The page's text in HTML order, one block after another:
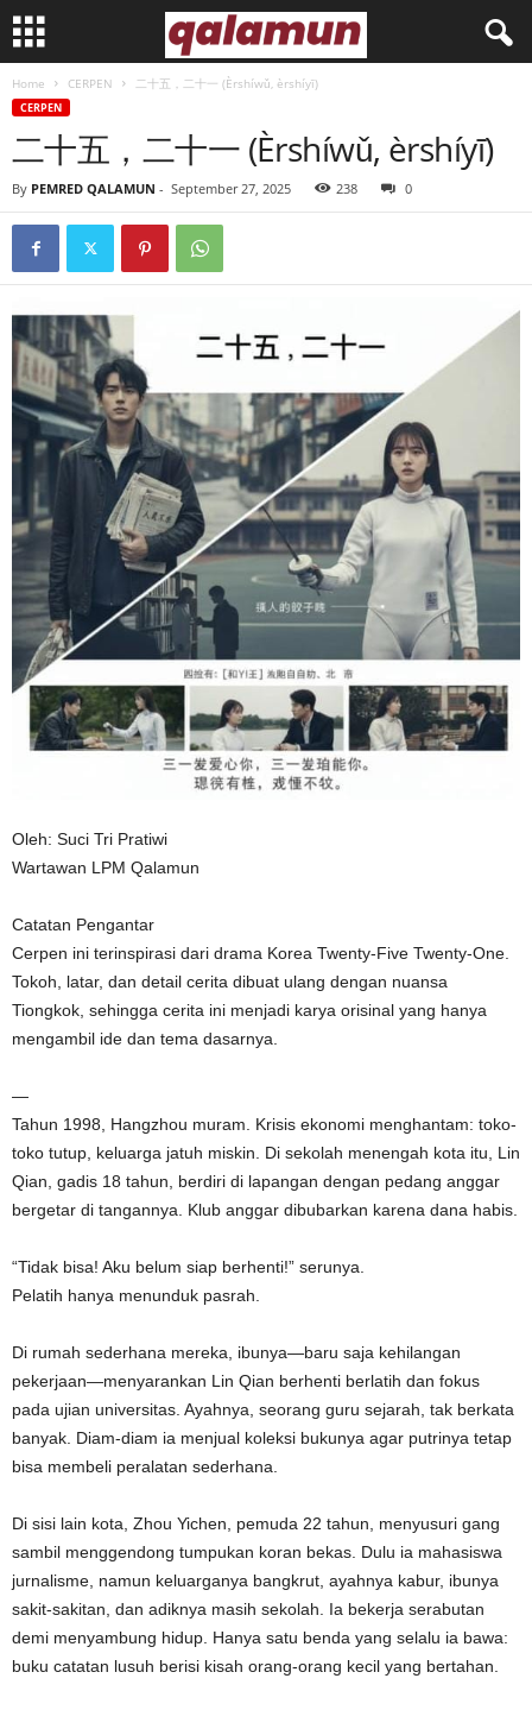
Home CERPEN 二十五，二十一 (Èrshíwǔ, èrshíyī)
CERPEN
二十五，二十一 (Èrshíwǔ, èrshíyī)
By PEMRED QALAMUN - September 27, 2025 238 0
Oleh: Suci Tri Pratiwi
Wartawan LPM Qalamun
Catatan Pengantar
Cerpen ini terinspirasi dari drama Korea Twenty-Five Twenty-One.
Tokoh, latar, dan detail cerita dibuat ulang dengan nuansa
Tiongkok, sehingga cerita ini menjadi karya orisinal yang hanya
mengambil ide dan tema dasarnya.
—
Tahun 1998, Hangzhou muram. Krisis ekonomi menghantam: toko-
toko tutup, keluarga jatuh miskin. Di sekolah menengah kota itu, Lin
Qian, gadis 18 tahun, berdiri di lapangan dengan pedang anggar
bergetar di tangannya. Klub anggar dibubarkan karena dana habis.
“Tidak bisa! Aku belum siap berhenti!” serunya.
Pelatih hanya menunduk pasrah.
Di rumah sederhana mereka, ibunya—baru saja kehilangan
pekerjaan—menyarankan Lin Qian berhenti berlatih dan fokus
pada ujian universitas. Ayahnya, seorang guru sejarah, tak berkata
banyak. Diam-diam ia menjual koleksi bukunya agar putrinya tetap
bisa membeli peralatan sederhana.
Di sisi lain kota, Zhou Yichen, pemuda 22 tahun, menyusuri gang
sambil menggendong tumpukan koran bekas. Dulu ia mahasiswa
jurnalisme, namun keluarganya bangkrut, ayahnya kabur, ibunya
sakit-sakitan, dan adiknya masih sekolah. Ia bekerja serabutan
demi menyambung hidup. Hanya satu benda yang selalu ia bawa:
buku catatan lusuh berisi kisah orang-orang kecil yang bertahan.